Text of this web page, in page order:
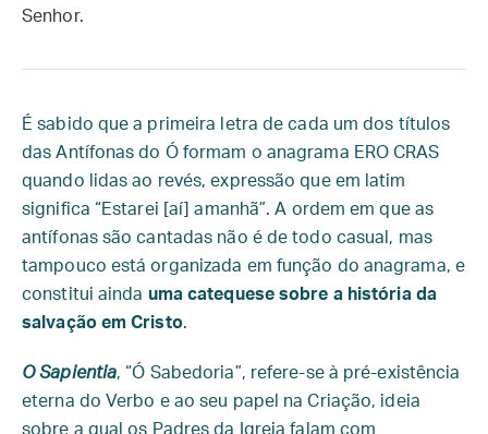
Senhor.
É sabido que a primeira letra de cada um dos títulos
das Antífonas do Ó formam o anagrama ERO CRAS
quando lidas ao revés, expressão que em latim
significa “Estarei [aí] amanhã”. A ordem em que as
antífonas são cantadas não é de todo casual, mas
tampouco está organizada em função do anagrama, e
constitui ainda uma catequese sobre a história da
salvação em Cristo.
O Sapientia, “Ó Sabedoria”, refere-se à pré-existência
eterna do Verbo e ao seu papel na Criação, ideia
sobre a qual os Padres da Igreja falam com